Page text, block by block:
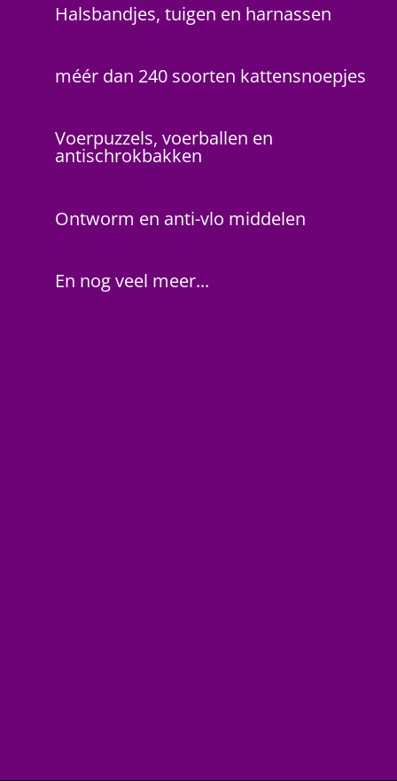
Halsbandjes, tuigen en harnassen
méér dan 240 soorten kattensnoepjes
Voerpuzzels, voerballen en
antischrokbakken
Ontworm en anti-vlo middelen
En nog veel meer...